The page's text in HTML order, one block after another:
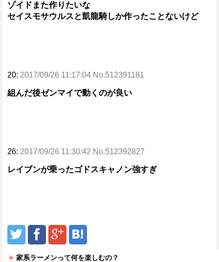
ゾイドまた作りたいな
セイスモサウルスと凱龍騎しか作ったことないけど
20: 2017/09/26 11:17:04 No.512391181
組んだ後ゼンマイで動くのが良い
26: 2017/09/26 11:30:42 No.512392827
レイブンが乗ったゴドスキャノン強すぎ
家系ラーメンって何を楽しむの？